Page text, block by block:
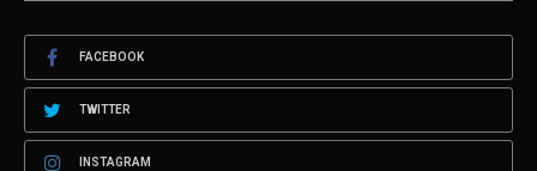
FACEBOOK
TWITTER
INSTAGRAM